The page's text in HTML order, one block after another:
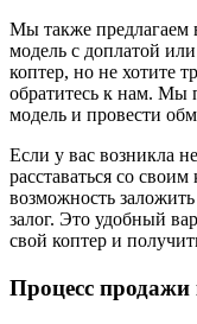
Мы также предлагаем
модель с доплатой
коптер, но не хотите
обратитесь к нам.
модель и провести
Если у вас возникла
расставаться со
возможность
залог. Это удобный
свой коптер и
Процесс продажи